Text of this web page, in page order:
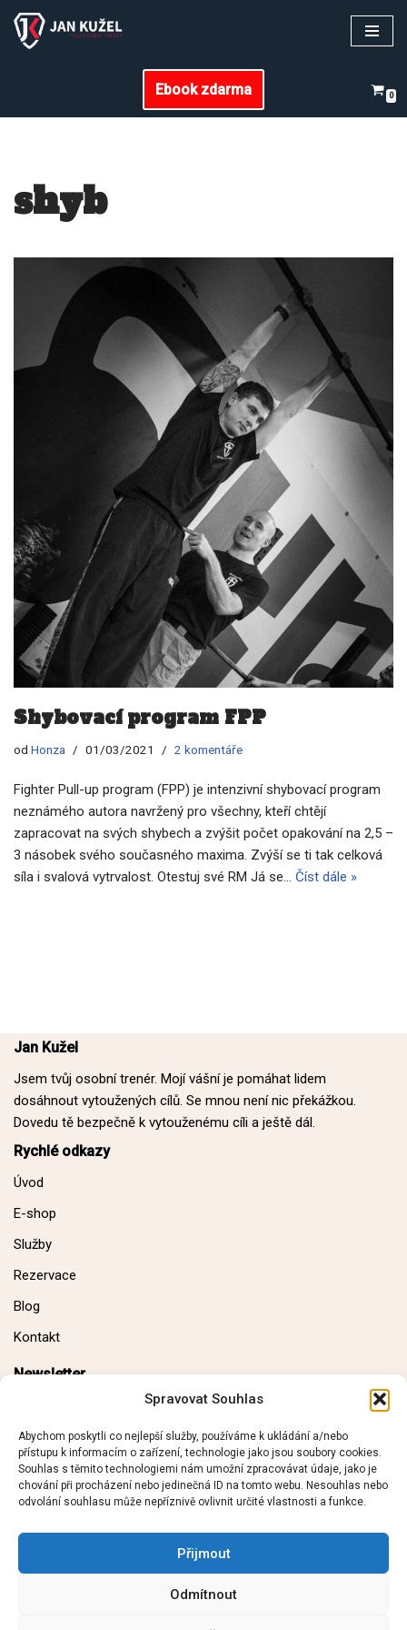
Spravovat Souhlas
Abychom poskytli co nejlepší služby, používáme k ukládání a/nebo
přístupu k informacím o zařízení, technologie jako jsou soubory cookies.
Souhlas s těmito technologiemi nám umožní zpracovávat údaje, jako je
chování při procházení nebo jedinečná ID na tomto webu. Nesouhlas nebo
odvolání souhlasu může nepříznivě ovlivnit určité vlastnosti a funkce.
Přijmout
Odmítnout
Přeskočit
Ebook zdarma 0
shyb
Shybovací program FPP
od Honza 01/03/2021 2 komentáře
Fighter Pull-up program (FPP) je intenzivní shybovací program
neznámého autora navržený pro všechny, kteří chtějí
zapracovat na svých shybech a zvýšit počet opakování na 2,5 –
3 násobek svého současného maxima. Zvýší se ti tak celková
síla i svalová vytrvalost. Otestuj své RM Já se… Číst dále »
Jan Kužel
Jsem tvůj osobní trenér. Mojí vášní je pomáhat lidem
dosáhnout vytoužených cílů. Se mnou není nic překážkou.
Dovedu tě bezpečně k vytouženému cíli a ještě dál.
Rychlé odkazy
Úvod
E-shop
Služby
Rezervace
Blog
Kontakt
Newsletter
Napiš mi